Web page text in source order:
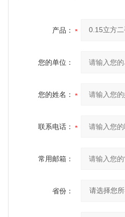
产品：
您的单位：
您的姓名：
联系电话：
常用邮箱：
省份：